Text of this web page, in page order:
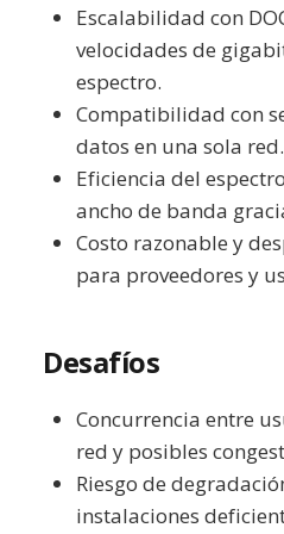
Escalabilidad con
velocidades de
espectro.
Compatibilidad con
datos en una sola red.
Eficiencia del
ancho de banda
Costo razonable y
para proveedores y
Desafíos
Concurrencia entre
red y posibles
Riesgo de
instalaciones